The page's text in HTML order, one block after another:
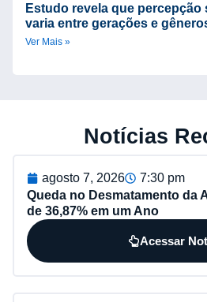
Estudo revela que
varia entre gerações e
Ver Mais »
Notícias
agosto 7, 2026
7:30 pm
Queda no Desmatamento da
de 36,87% em um Ano
Acessar